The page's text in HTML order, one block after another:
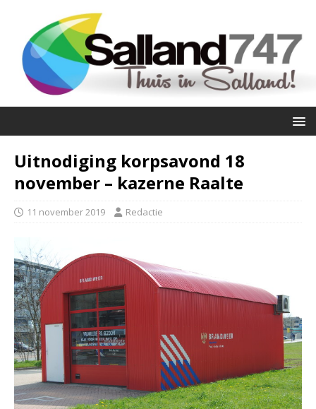
Uitnodiging korpsavond 18
november – kazerne Raalte
11 november 2019 Redactie